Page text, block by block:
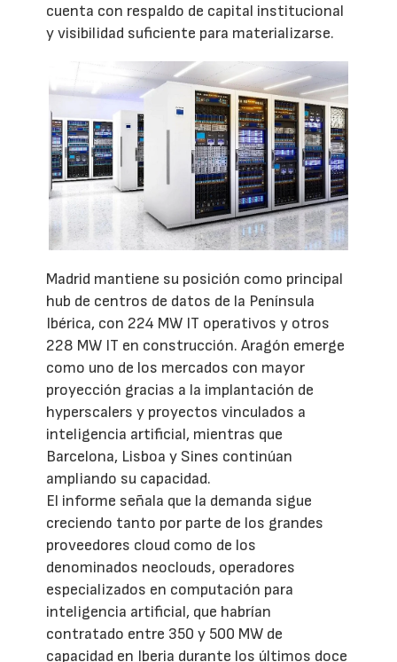
cuenta con respaldo de capital institucional
y visibilidad suficiente para materializarse.
Madrid mantiene su posición como principal
hub de centros de datos de la Península
Ibérica, con 224 MW IT operativos y otros
228 MW IT en construcción. Aragón emerge
como uno de los mercados con mayor
proyección gracias a la implantación de
hyperscalers y proyectos vinculados a
inteligencia artificial, mientras que
Barcelona, Lisboa y Sines continúan
ampliando su capacidad.
El informe señala que la demanda sigue
creciendo tanto por parte de los grandes
proveedores cloud como de los
denominados neoclouds, operadores
especializados en computación para
inteligencia artificial, que habrían
contratado entre 350 y 500 MW de
capacidad en Iberia durante los últimos doce